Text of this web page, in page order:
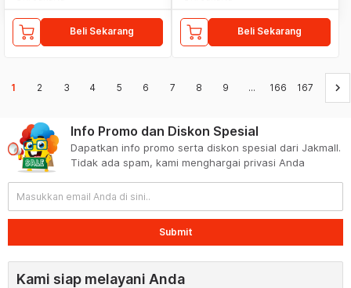
Beli Sekarang Beli Sekarang
1 2 3 4 5 6 7 8 9 ... 166 167 keyboard_arrow_right
Info Promo dan Diskon Spesial
Dapatkan info promo serta diskon spesial dari Jakmall.
Tidak ada spam, kami menghargai privasi Anda
Submit
Kami siap melayani Anda